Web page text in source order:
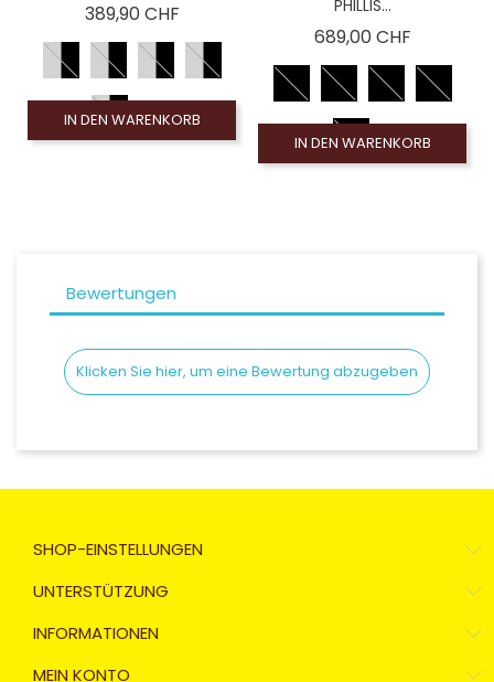
389,90 CHFPreis
IN DEN WARENKORB
PHILLIS...
689,00 CHFPreis
IN DEN WARENKORB
Bewertungen
Klicken Sie hier, um eine Bewertung abzugeben
SHOP-EINSTELLUNGEN
UNTERSTÜTZUNG
INFORMATIONEN
MEIN KONTO